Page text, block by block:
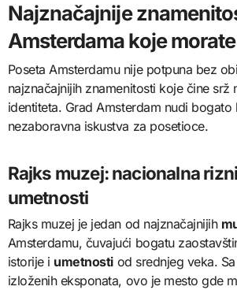
Najznačajnije
Amsterdama koje
Poseta Amsterdamu nije potpuna bez
najznačajnijih znamenitosti koje čine srž
identiteta. Grad Amsterdam nudi bogato
nezaboravna iskustva za posetioce.
Rajks muzej: nacionalna
umetnosti
Rajks muzej je jedan od najznačajnijih
Amsterdamu, čuvajući bogatu
istorije i umetnosti od srednjeg veka.
izloženih eksponata, ovo je mesto gde